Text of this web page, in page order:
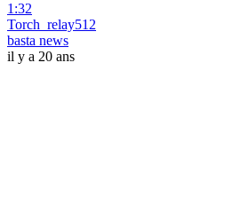
1:32
Torch_relay512
basta news
il y a 20 ans